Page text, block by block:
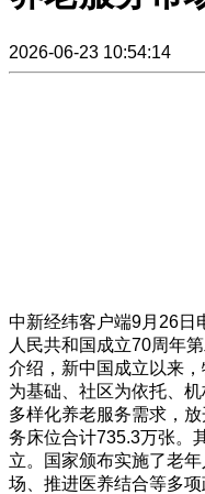
2026-06-23 10:54:14
中新经纬客户端9月26日
人民共和国成立70周年
介绍，新中国成立以来
为基础、社区为依托、
多样化养老服务需求，
务床位合计735.3万张。
立。国家颁布实施了老
场、推进医养结合等多